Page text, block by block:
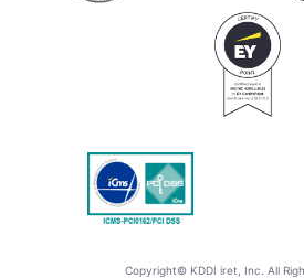
Copyright© KDDI iret, Inc. All